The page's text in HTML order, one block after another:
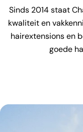
Sinds 2014 staat
kwaliteit en
hairextensions en
goede